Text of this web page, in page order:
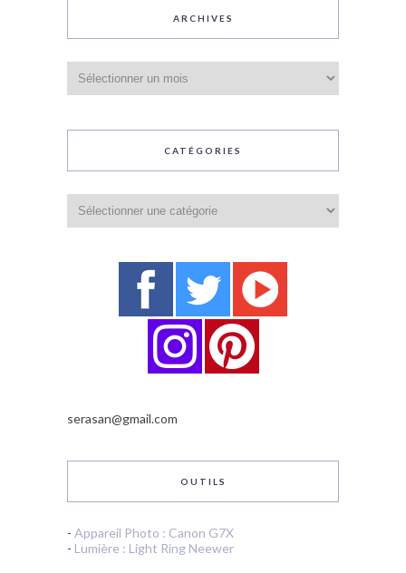
ARCHIVES
CATÉGORIES
serasan@gmail.com
OUTILS
- Appareil Photo : Canon G7X
- Lumière : Light Ring Neewer